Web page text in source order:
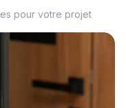
pour votre projet